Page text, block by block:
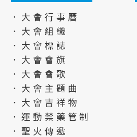
．大會行事曆
．大會組織
．大會標誌
．大會會旗
．大會會歌
．大會主題曲
．大會吉祥物
．運動禁藥管制
．聖火傳遞